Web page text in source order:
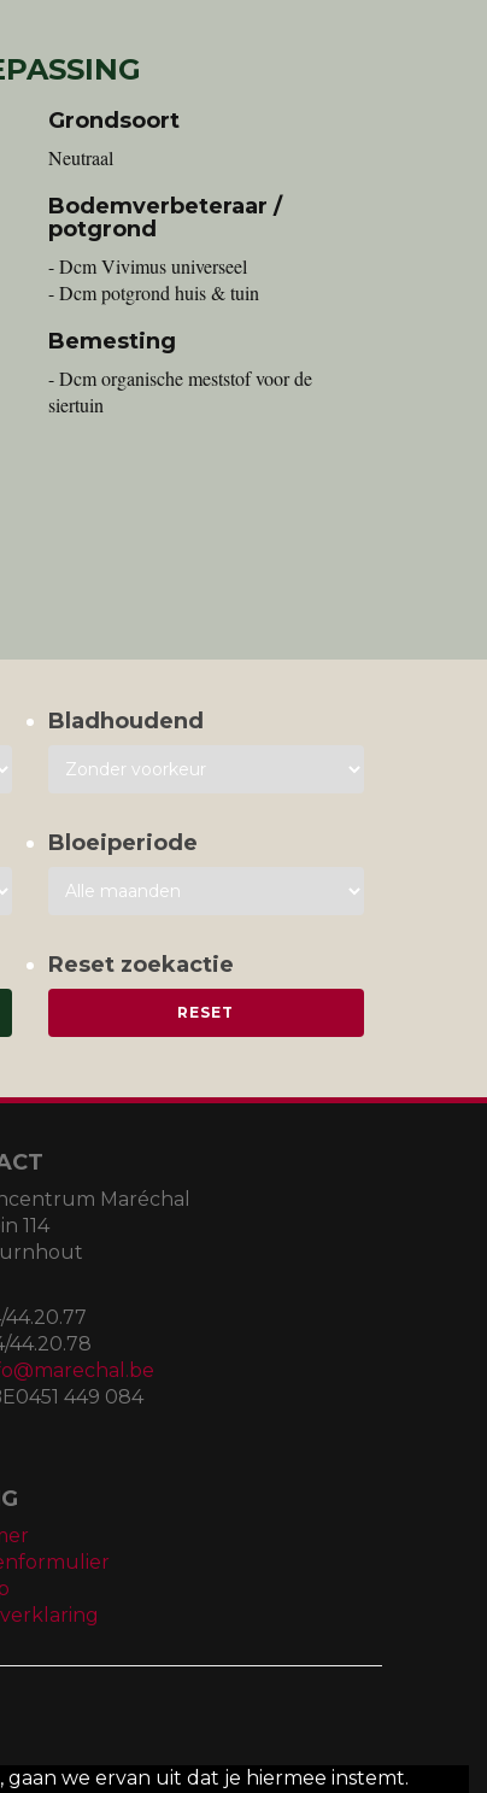
Grondsoort
Neutraal
Bodemverbeteraar /
potgrond
- Dcm Vivimus universeel
- Dcm potgrond huis & tuin
Bemesting
- Dcm organische meststof voor de
siertuin
Bladhoudend
Bloeiperiode
Reset zoekactie
Maréchal
114
44.20.77
44.20.78
449 084
we ervan uit dat je hiermee instemt.